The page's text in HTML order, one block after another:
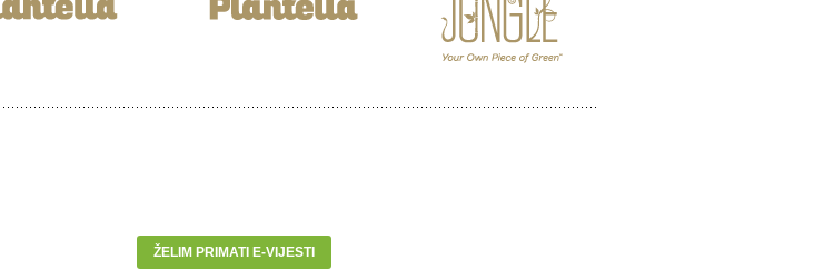
ŽELIM PRIMATI E-VIJESTI